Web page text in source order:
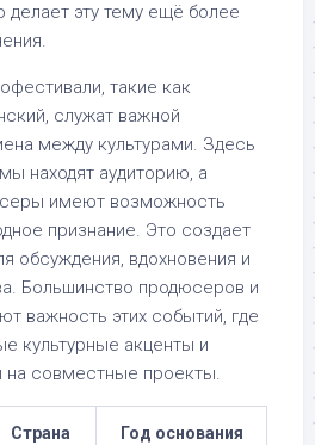
эту тему ещё более
такие как
служат важной
между культурами. Здесь
находят аудиторию, а
имеют возможность
признание. Это создает
обсуждения, вдохновения и
Большинство продюсеров и
важность этих событий, где
культурные акценты и
совместные проекты.
Страна Год основания